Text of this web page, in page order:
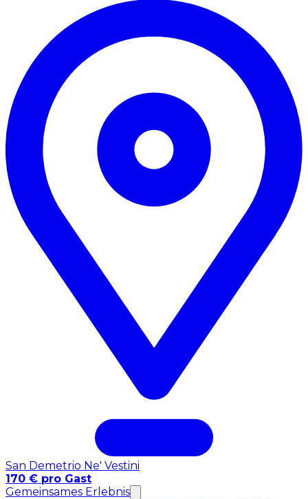
San Demetrio Ne' Vestini
170 € pro Gast
Gemeinsames Erlebnis